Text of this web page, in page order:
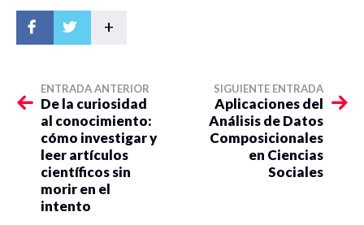
+
ENTRADA ANTERIOR
De la curiosidad
al conocimiento:
cómo investigar y
leer artículos
científicos sin
morir en el
intento
SIGUIENTE ENTRADA
Aplicaciones del
Análisis de Datos
Composicionales
en Ciencias
Sociales